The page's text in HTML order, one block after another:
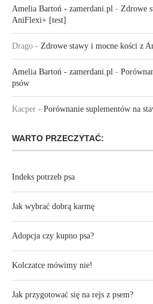
Amelia Bartoń - zamerdani.pl - Zdrowe
AniFlexi+ [test]
Drago - Zdrowe stawy i mocne kości z
Amelia Bartoń - zamerdani.pl -
psów
Kacper - Porównanie suplementów na
WARTO PRZECZYTAĆ:
Indeks potrzeb psa
Jak wybrać dobrą karmę
Adopcja czy kupno psa?
Kolczatce mówimy nie!
Jak przygotować się na rejs z psem?